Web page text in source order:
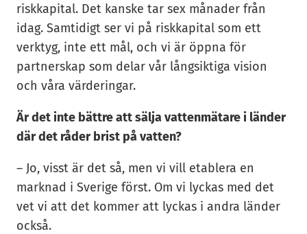
riskkapital. Det kanske tar sex månader från
idag. Samtidigt ser vi på riskkapital som ett
verktyg, inte ett mål, och vi är öppna för
partnerskap som delar vår långsiktiga vision
och våra värderingar.
Är det inte bättre att sälja vattenmätare i länder
där det råder brist på vatten?
– Jo, visst är det så, men vi vill etablera en
marknad i Sverige först. Om vi lyckas med det
vet vi att det kommer att lyckas i andra länder
också.